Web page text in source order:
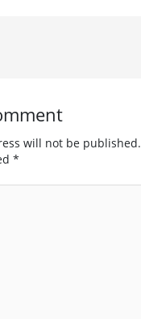
will not be published.
*